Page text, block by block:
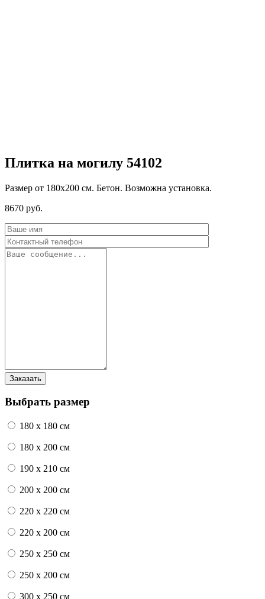
Плитка на могилу 54102
Размер от 180х200 см. Бетон. Возможна установка.
8670 руб.
Выбрать размер
180 x 180 см
180 x 200 см
190 x 210 см
200 x 200 см
220 x 220 см
220 x 200 см
250 x 250 см
250 x 200 см
300 x 250 см